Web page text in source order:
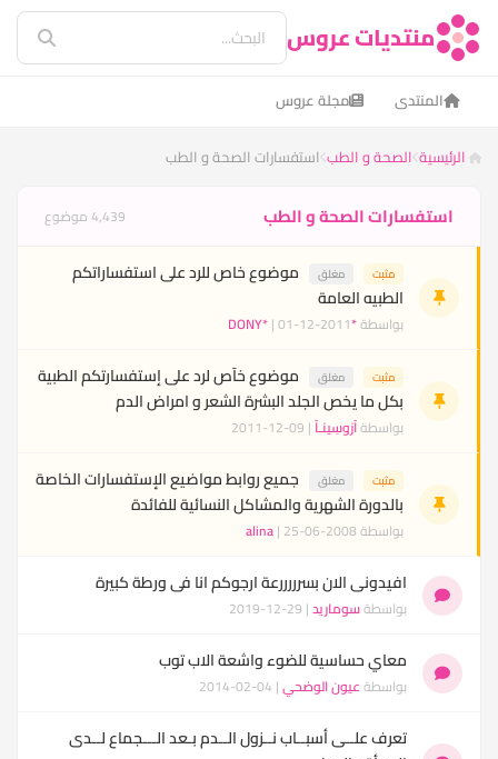
منتديات عروس
المنتدى مجلة عروس
الرئيسية الصحة و الطب استفسارات الصحة و الطب
استفسارات الصحة و الطب 4,439 موضوع
مثبت مغلق
موضوع خاص للرد على استفساراتكم
الطبيه العامة
بواسطة*DONY*
| 01-12-2011
مثبت مغلق
موضوع خآص لرد على إستفسارتكم الطبية
بكل ما يخص الجلد البشرة الشعر و امراض الدم
بواسطةآزوسِينـآ| 09-12-2011
مثبت مغلق
جميع روابط مواضيع الإستفسارات الخاصة
بالدورة الشهرية والمشاكل النسائية للفائدة
بواسطة alina| 25-06-2008
افيدونى الان بسرررررعة ارجوكم انا فى ورطة كبيرة
بواسطةسوماريد| 29-12-2019
معاي حساسية للضوء واشعة الاب توب
بواسطةعيون الوضحي| 04-02-2014
تعرف علــى أسبــاب نــزول الــدم بـعد الـــجماع لــدى